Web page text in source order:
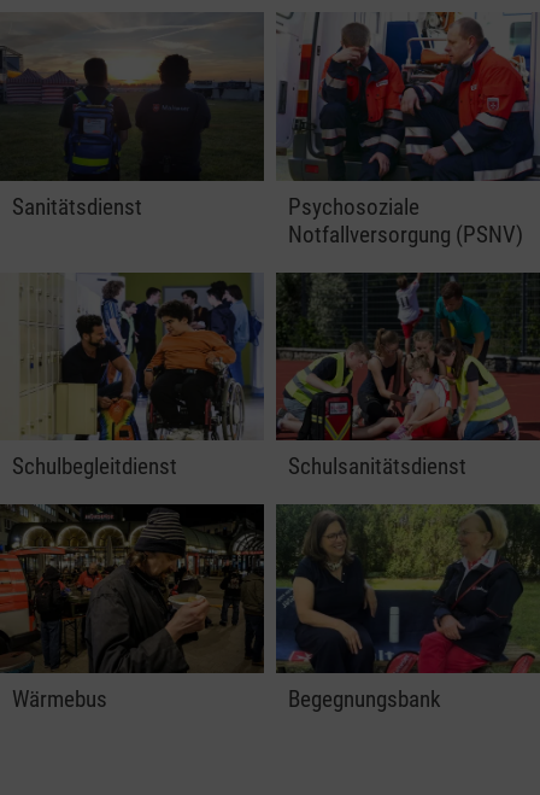
Sanitätsdienst
Psychosoziale
Notfallversorgung (PSNV)
Schulbegleitdienst Schulsanitätsdienst
Wärmebus Begegnungsbank